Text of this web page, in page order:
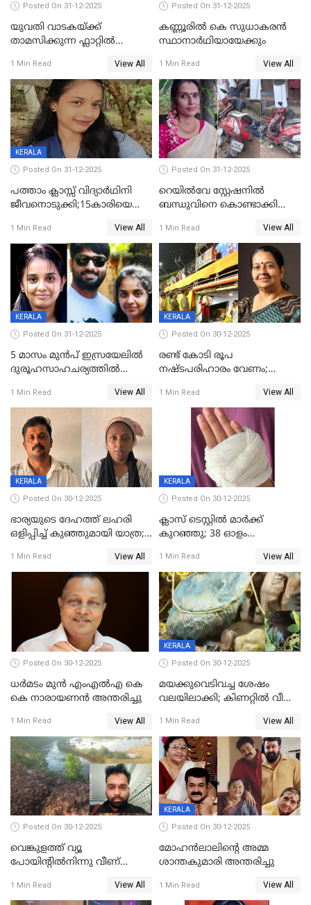
Posted On 31-12-2025
യുവതി വാടകയ്ക്ക്
താമസിക്കുന്ന ഫ്ലാറ്റില്‍
സംഭവം കൈതപ്പൊയിലില്‍
1 Min Read View All
Posted On 31-12-2025
കണ്ണൂരിൽ കെ സുധാകരൻ
സ്ഥാനാർഥിയായേക്കും
1 Min Read View All
KERALA
Posted On 31-12-2025
പത്താം ക്ലാസ്സ് വിദ്യാര്‍ഥിനി
ജീവനൊടുക്കി;15കാരിയെ
കിടപ്പുമുറിയില്‍ തൂങ്ങി മരിച്ച
നിലയിൽ
1 Min Read View All
Posted On 31-12-2025
റെയിൽവേ സ്റ്റേഷനിൽ
ബന്ധുവിനെ കൊണ്ടാക്കി
ലോറി സ്കൂട്ടറിൽ ഇടിച്ചു :
യുവതിക്ക് ദാരുണാന്ത്യം
1 Min Read View All
KERALA
Posted On 31-12-2025
5 മാസം മുൻപ് ഇസ്രയേലിൽ
ദുരൂഹസാഹചര്യത്തിൽ
മലയാളി യുവാവിന്റെ ഭാര്യയും
മരിച്ചു
1 Min Read View All
KERALA
Posted On 30-12-2025
രണ്ട് കോടി രൂപ
നഷ്ടപരിഹാരം വേണം;
നോട്ടീസയച്ച് ഉമാ തോമസ്
1 Min Read View All
KERALA
Posted On 30-12-2025
ഭാര്യയുടെ ദേഹത്ത് ലഹരി
ഒളിപ്പിച്ച് കുഞ്ഞുമായി യാത്ര;
പിടികൂടി പൊലീസ്
1 Min Read View All
KERALA
Posted On 30-12-2025
ക്ലാസ് ടെസ്റ്റിൽ മാർക്ക്
കുറഞ്ഞു; 38 ഓളം
സെന്ററിലെ അധ്യാപകന്‍
മർദിച്ചതായി പരാതി
1 Min Read View All
Posted On 30-12-2025
ധർമടം മുൻ എംഎല്‍എ കെ
കെ നാരായണന്‍ അന്തരിച്ചു
1 Min Read View All
KERALA
Posted On 30-12-2025
മയക്കുവെടിവച്ച ശേഷം
വലയിലാക്കി; കിണറ്റിൽ വീണ
1 Min Read View All
Posted On 30-12-2025
വെങ്കുളത്ത് വ്യൂ
പോയിന്റിൽനിന്നു വീണ്
1 Min Read View All
KERALA
Posted On 30-12-2025
മോഹന്‍ലാലിന്‍റെ അമ്മ
ശാന്തകുമാരി അന്തരിച്ചു
1 Min Read View All